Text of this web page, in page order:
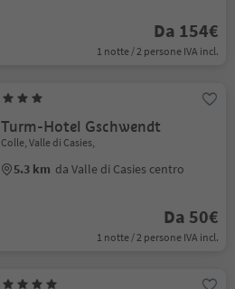
Da 154€
1 notte / 2 persone IVA incl.
Turm-Hotel Gschwendt
Colle, Valle di Casies,
5.3 km da Valle di Casies centro
Da 50€
1 notte / 2 persone IVA incl.